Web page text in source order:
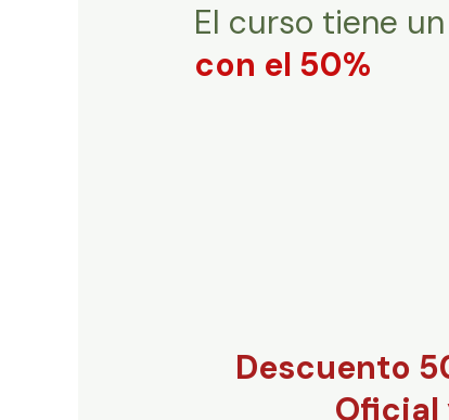
El curso tiene
con el 50%
Descuento
Oficial